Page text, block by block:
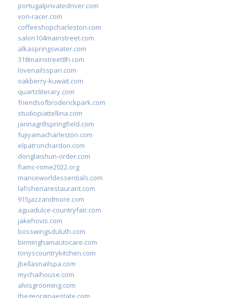
portugalprivatedriver.com
von-racer.com
coffeeshopcharleston.com
salon104mainstreet.com
alkaspringswater.com
318mainstreet8h.com
lovenailsspari.com
oakberry-kuwait.com
quartzliterary.com
friendsofbroderickpark.com
studiopiattellina.com
jannagrillspringfield.com
fujiyamacharleston.com
elpatronchardon.com
donglaishun-order.com
fiamc-rome2022.org
mariceworldessentials.com
lafisheriarestaurant.com
915jazzandmore.com
aguadulce-countryfair.com
jakehovis.com
bosswingsduluth.com
birminghamautocare.com
tonyscountrykitchen.com
jbellasnailspa.com
mychaihouse.com
alvisgrooming.com
thegeorginaestate.com